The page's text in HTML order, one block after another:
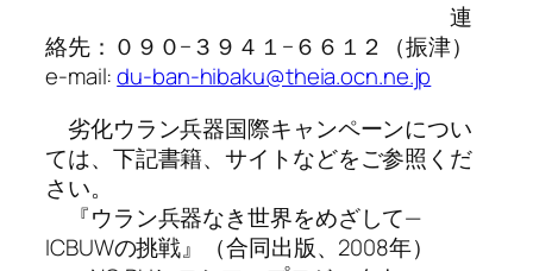
連
絡先：０９０−３９４１−６６１２（振津）
e-mail:du-ban-hibaku@theia.ocn.ne.jp
劣化ウラン兵器国際キャンペーンについ
ては、下記書籍、サイトなどをご参照くだ
さい。
『ウラン兵器なき世界をめざして—
ICBUWの挑戦』（合同出版、2008年）